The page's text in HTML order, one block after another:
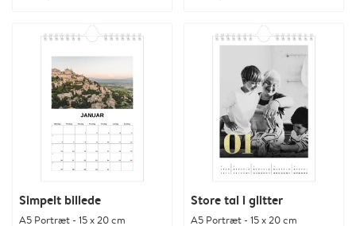
Simpelt billede
A5 Portræt - 15 x 20 cm
Store tal i glitter
A5 Portræt - 15 x 20 cm